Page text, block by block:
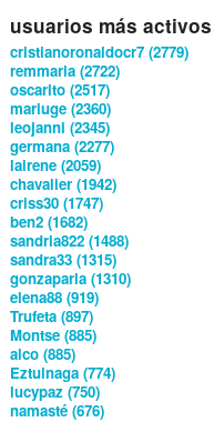
usuarios más activos
cristianoronaldocr7 (2779)
remmaria (2722)
oscarito (2517)
mariuge (2360)
leojanni (2345)
germana (2277)
lairene (2059)
chavalier (1942)
criss30 (1747)
ben2 (1682)
sandria822 (1488)
sandra33 (1315)
gonzaparla (1310)
elena88 (919)
Trufeta (897)
Montse (885)
alco (885)
Eztuinaga (774)
lucypaz (750)
namasté (676)